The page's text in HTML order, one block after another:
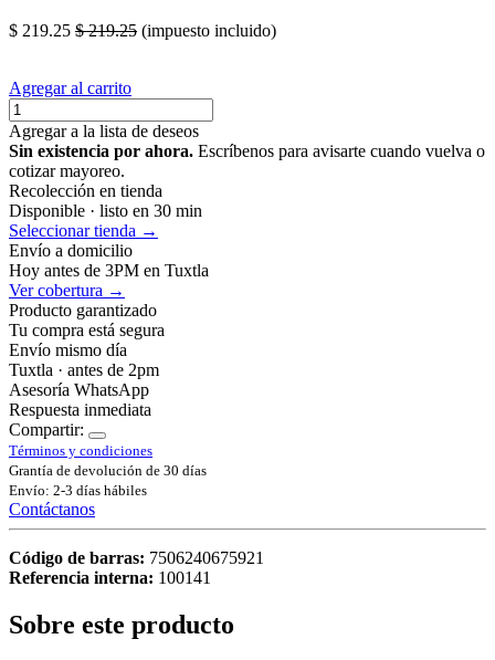
$ 219.25 $219.25 (impuesto incluido)
Agregar al carrito
Agregar a la lista de deseos
Sin existencia por ahora. Escríbenos para avisarte cuando vuelva o
cotizar mayoreo.
Recolección en tienda
Disponible · listo en 30 min
Seleccionar tienda →
Envío a domicilio
Hoy antes de 3PM en Tuxtla
Ver cobertura →
Producto garantizado
Tu compra está segura
Envío mismo día
Tuxtla · antes de 2pm
Asesoría WhatsApp
Respuesta inmediata
Compartir:
Términos y condiciones
Grantía de devolución de 30 días
Envío: 2-3 días hábiles
Contáctanos
Código de barras: 7506240675921
Referencia interna: 100141
Sobre este producto